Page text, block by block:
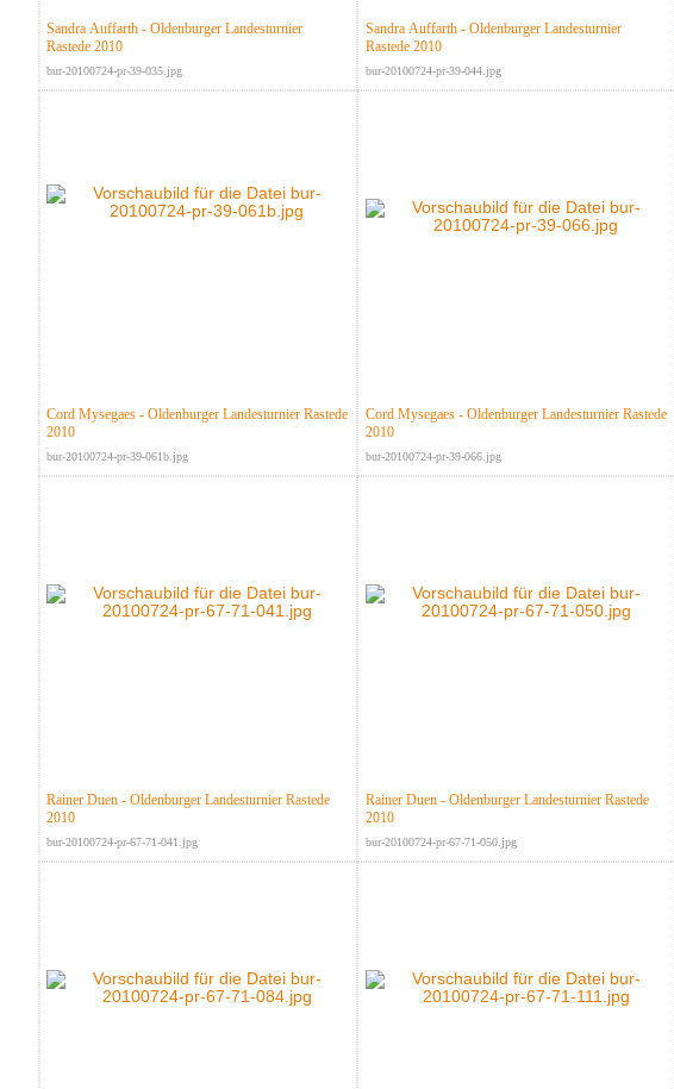
Sandra Auffarth - Oldenburger Landesturnier
Rastede 2010
bur-20100724-pr-39-035.jpg
Sandra Auffarth - Oldenburger Landesturnier
Rastede 2010
bur-20100724-pr-39-044.jpg
Cord Mysegaes - Oldenburger Landesturnier Rastede
2010
bur-20100724-pr-39-061b.jpg
Cord Mysegaes - Oldenburger Landesturnier Rastede
2010
bur-20100724-pr-39-066.jpg
Rainer Duen - Oldenburger Landesturnier Rastede
2010
bur-20100724-pr-67-71-041.jpg
Rainer Duen - Oldenburger Landesturnier Rastede
2010
bur-20100724-pr-67-71-050.jpg